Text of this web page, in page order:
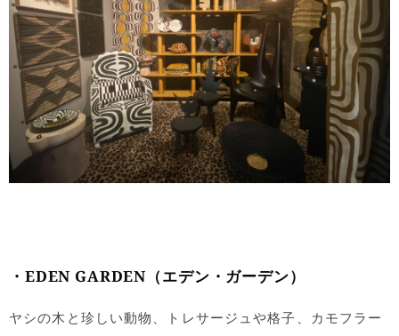
・EDEN GARDEN（エデン・ガーデン）
ヤシの木と珍しい動物、トレサージュや格子、カモフラー